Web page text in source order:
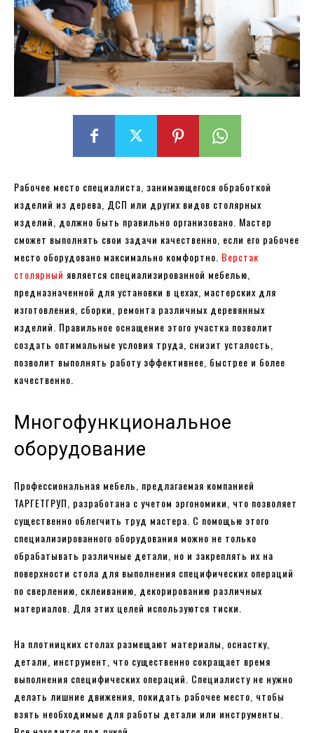
Рабочее место специалиста, занимающегося обработкой
изделий из дерева, ДСП или других видов столярных
изделий, должно быть правильно организовано. Мастер
сможет выполнять свои задачи качественно, если его рабочее
место оборудовано максимально комфортно. Верстак
столярный является специализированной мебелью,
предназначенной для установки в цехах, мастерских для
изготовления, сборки, ремонта различных деревянных
изделий. Правильное оснащение этого участка позволит
создать оптимальные условия труда, снизит усталость,
позволит выполнять работу эффективнее, быстрее и более
качественно.
Многофункциональное
оборудование
Профессиональная мебель, предлагаемая компанией
ТАРГЕТГРУП, разработана с учетом эргономики, что позволяет
существенно облегчить труд мастера. С помощью этого
специализированного оборудования можно не только
обрабатывать различные детали, но и закреплять их на
поверхности стола для выполнения специфических операций
по сверлению, склеиванию, декорированию различных
материалов. Для этих целей используются тиски.
На плотницких столах размещают материалы, оснастку,
детали, инструмент, что существенно сокращает время
выполнения специфических операций. Специалисту не нужно
делать лишние движения, покидать рабочее место, чтобы
взять необходимые для работы детали или инструменты.